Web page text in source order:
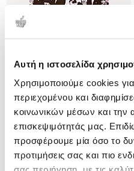
Αυτή η ιστοσελίδα
Χρησιμοποιούμε cookies
περιεχομένου και
κοινωνικών μέσων και την
επισκεψιμότητάς μας.
προσφέρουμε μία όσο το
προτιμήσεις σας και πιο
Εξαντλημένο
(0)
Η ΚΥΠΡΟΣ ΣΤΗ ΖΩΗ ΜΟΥ
Η ΜΑΡΤΥΡΙΑ ΕΝΟΣ
ΤΟΥΡΚΟΚΥΠΡΙΟΥ ΔΙΠΛΩΜΑΤΗ
OZGUR A. OZDEMIR
Κωδ. Πολιτείας:2250-2912